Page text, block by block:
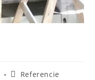
Referencie